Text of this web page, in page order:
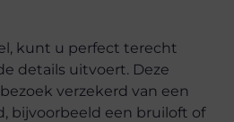
kunt u perfect terecht
details uitvoert. Deze
verzekerd van een
bijvoorbeeld een bruiloft of